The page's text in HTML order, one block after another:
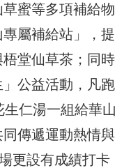
蜜等多項補給物
屬補給站」，提
堂仙草茶；同時
公益活動，凡跑
仁湯一組給華山
傳遞運動熱情與
更設有成績打卡